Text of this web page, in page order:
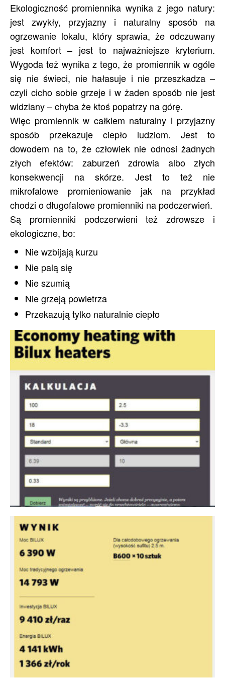
Ekologiczność promiennika wynika z jego natury:
jest zwykły, przyjazny i naturalny sposób na
ogrzewanie lokalu, który sprawia, że odczuwany
jest komfort – jest to najważniejsze kryterium.
Wygoda też wynika z tego, że promiennik w ogóle
się nie świeci, nie hałasuje i nie przeszkadza –
czyli cicho sobie grzeje i w żaden sposób nie jest
widziany – chyba że ktoś popatrzy na górę.
Więc promiennik w całkiem naturalny i przyjazny
sposób przekazuje ciepło ludziom. Jest to
dowodem na to, że człowiek nie odnosi żadnych
złych efektów: zaburzeń zdrowia albo złych
konsekwencji na skórze. Jest to też nie
mikrofalowe promieniowanie jak na przykład
chodzi o długofalowe promienniki na podczerwień.
Są promienniki podczerwieni też zdrowsze i
ekologiczne, bo:
Nie wzbijają kurzu
Nie palą się
Nie szumią
Nie grzeją powietrza
Przekazują tylko naturalnie ciepło